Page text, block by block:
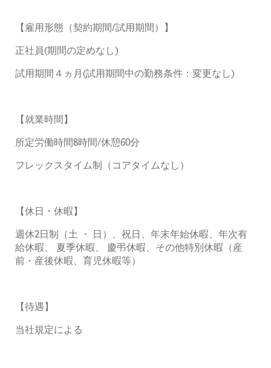
【雇用形態（契約期間/試用期間）】
正社員(期間の定めなし)
試用期間４ヵ月(試用期間中の勤務条件：変更なし)
【就業時間】
所定労働時間8時間/休憩60分
フレックスタイム制（コアタイムなし）
【休日・休暇】
週休2日制（土 ・ 日）、祝日、年末年始休暇、年次有
給休暇、
夏季休暇、
慶弔休暇、その他特別休暇（産
前・産後休暇、育児休暇等）
【待遇】
当社規定による